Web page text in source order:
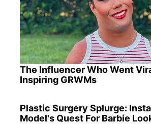
The Influencer Who Went
Inspiring GRWMs
Plastic Surgery Splurge:
Model's Quest For Barbie